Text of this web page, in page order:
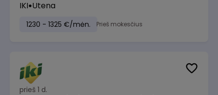
IKI Utena
1230 - 1325 €/mėn. Prieš mokesčius
prieš 1 d.